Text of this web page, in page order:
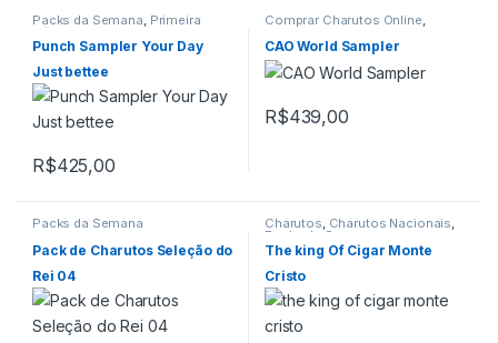
Packs da Semana Primeira
Página
Punch Sampler Your Day
Just bettee
R$425,00
Comprar Charutos Online
Packs da Semana Primeira
Página,Promo Da Semana
CAO World Sampler
R$439,00
Packs da Semana
Pack de Charutos Seleção do
Rei 04
Charutos, Charutos Nacionais,
Packs da Semana
The king Of Cigar Monte
Cristo